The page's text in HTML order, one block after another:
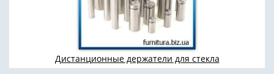
Дистанционные держатели для стекла